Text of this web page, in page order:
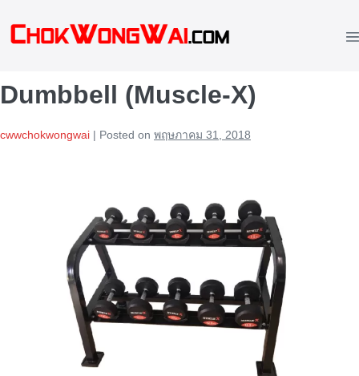
Dumbbell (Muscle-X)
cwwchokwongwai | Posted on พฤษภาคม 31, 2018